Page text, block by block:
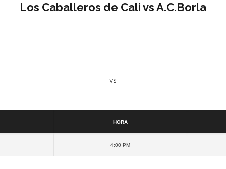
Los Caballeros de Cali vs A.C.Borla
vs
Hora
4:00 pm